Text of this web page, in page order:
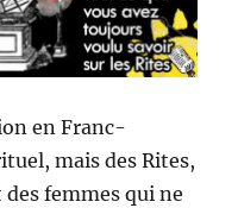
en Franc-
mais des Rites,
femmes qui ne